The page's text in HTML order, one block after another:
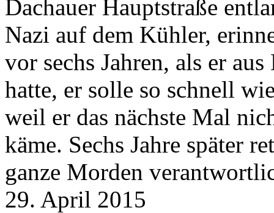
Dachauer Hauptstraße
Nazi auf dem Kühler,
vor sechs Jahren, als er
hatte, er solle so schnell
weil er das nächste Mal
käme. Sechs Jahre später
ganze Morden
29. April 2015